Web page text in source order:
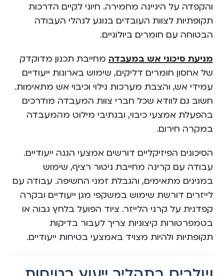
והקפדה על היגיינה מחמירה. חיוני לקיים הדרכות
תקופתיות לצוות העובדים בנוגע לנהלי העבודה
הבטוחה עם חומרים ביולוגיים.
מניעת סיכוני אש במעבדה מחייבת תכנון מדוקדק
של אחסון חומרים דליקים, שימוש בארונות ייעודיים
עמידי אש, והצבת מערכות גילוי וכיבוי אש מתאימות.
חשוב גם לוודא שכל חברי צוות המעבדה מודרכים
בהפעלת אמצעי כיבוי, ובנתיבי מילוט מהמעבדה
במקרה חירום.
הסיכונים הפיזיקליים דורשים אמצעי הגנה ייעודיים.
עבודה עם קרינה מחייבת ניטור רציף, שימוש
במגינים מתאימים, והגבלת זמני החשיפה. עבודה עם
לייזרים דורשת שימוש במשקפי מגן ייעודיים ובקרה
קפדנית על קרני הלייזר. ציוד הפועל בלחץ גבוה או
בטמפרטורות קיצוניות צריך לעבור בדיקות
תקופתיות ולהיות מצויד באמצעי בטיחות ייעודיים.